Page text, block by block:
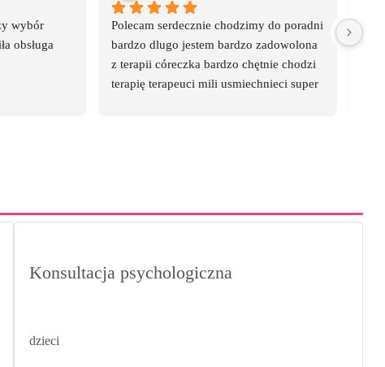
wybór
obsługa
Polecam serdecznie chodzimy do poradni
bardzo dlugo jestem bardzo zadowolona
z terapii córeczka bardzo chętnie chodzi
terapię terapeuci mili usmiechnieci super
W
Konsultacja psychologiczna
dzieci